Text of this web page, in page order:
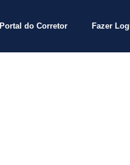
Portal do Corretor Fazer